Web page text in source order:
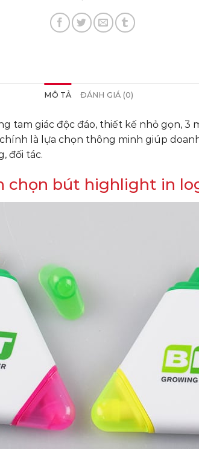
MÔ TẢ ĐÁNH GIÁ (0)
tam giác độc đáo, thiết kế nhỏ gọn, 3
là lựa chọn thông minh giúp
đối tác.
chọn bút highlight in